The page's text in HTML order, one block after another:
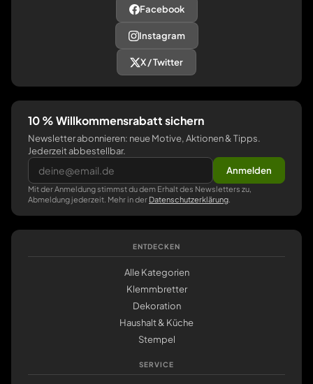
Facebook
Instagram
X / Twitter
10 % Willkommensrabatt sichern
Newsletter abonnieren: neue Motive, Aktionen & Tipps.
Jederzeit abbestellbar.
Anmelden
Mit der Anmeldung stimmst du dem Erhalt des Newsletters zu,
Abmeldung jederzeit. Mehr in der Datenschutzerklärung
ENTDECKEN
Alle Kategorien
Klemmbretter
Dekoration
Haushalt & Küche
Stempel
SERVICE